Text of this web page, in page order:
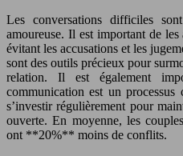
Les conversations difficiles
amoureuse. Il est important de
évitant les accusations et les
sont des outils précieux pour
relation. Il est également
communication est un processus
s’investir régulièrement pour
ouverte. En moyenne, les
ont **20%** moins de conflits.